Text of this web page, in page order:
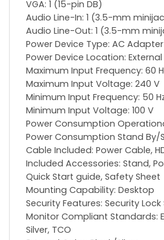
VGA: 1 (15-pin DB)
Audio Line-In: 1 (3.5-mm
Audio Line-Out: 1 (3.5-mm
Power Device Type: AC Adapter
Power Device Location: External
Maximum Input Frequency: 60
Maximum Input Voltage: 240 V
Minimum Input Frequency: 50
Minimum Input Voltage: 100 V
Power Consumption
Power Consumption Stand By/
Cable Included: Power Cable,
Included Accessories: Stand,
Quick Start guide, Safety Sheet
Mounting Capability: Desktop
Security Features: Security Lock
Monitor Compliant Standards:
Silver, TCO